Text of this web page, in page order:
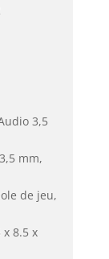
3,5
mm,
de jeu,
x 8.5 x